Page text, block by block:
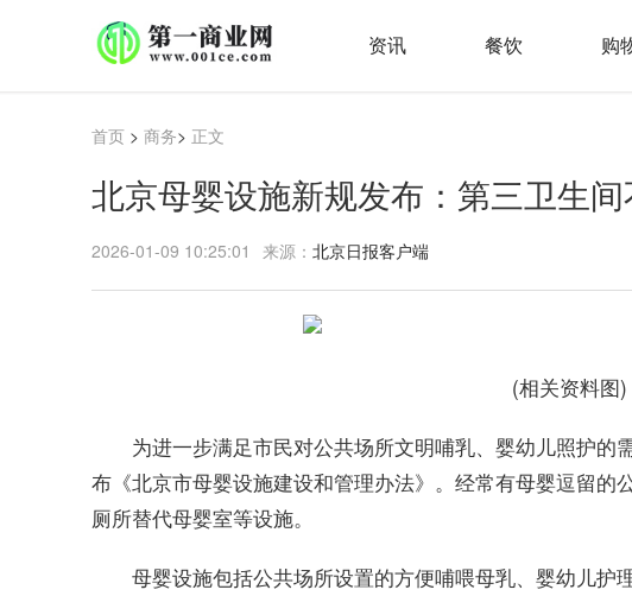
资讯 餐饮 购
首页 > 商务> 正文
北京母婴设施新规发布：第三卫生
2026-01-09 10:25:01 来源： 北京日报客户端
(相关资料图)
为进一步满足市民对公共场所文明哺乳、婴幼儿照护的
布《北京市母婴设施建设和管理办法》。经常有母婴逗留的
厕所替代母婴室等设施。
母婴设施包括公共场所设置的方便哺喂母乳、婴幼儿护